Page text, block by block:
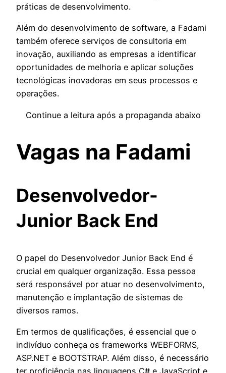
práticas de desenvolvimento.
Além do desenvolvimento de software, a Fadami
também oferece serviços de consultoria em
inovação, auxiliando as empresas a identificar
oportunidades de melhoria e aplicar soluções
tecnológicas inovadoras em seus processos e
operações.
Continue a leitura após a propaganda abaixo
Vagas na Fadami
Desenvolvedor-
Junior Back End
O papel do Desenvolvedor Junior Back End é
crucial em qualquer organização. Essa pessoa
será responsável por atuar no desenvolvimento,
manutenção e implantação de sistemas de
diversos ramos.
Em termos de qualificações, é essencial que o
indivíduo conheça os frameworks WEBFORMS,
ASP.NET e BOOTSTRAP. Além disso, é necessário
ter proficiência nas linguagens C# e JavaScript e